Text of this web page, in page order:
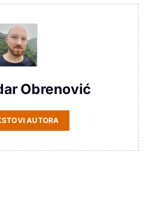
Obrenović
AUTORA